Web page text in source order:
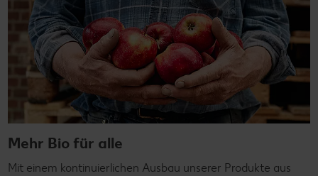
Mehr Bio für alle
Mit einem kontinuierlichen Ausbau unserer Produkte aus